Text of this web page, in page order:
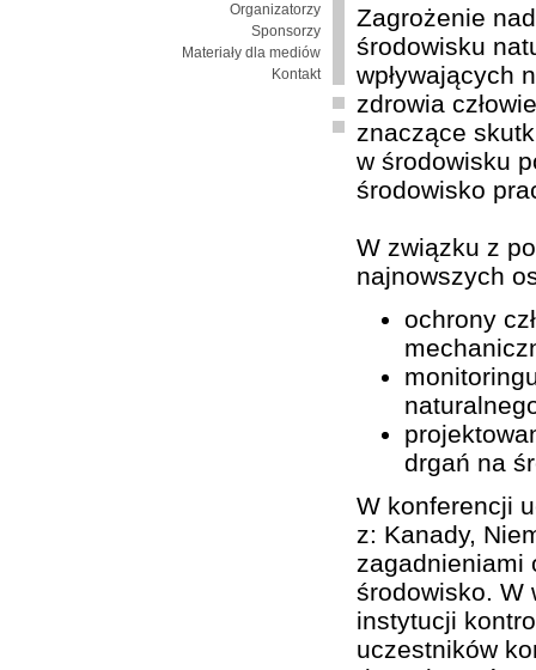
Organizatorzy
Sponsorzy
Materiały dla mediów
Kontakt
Zagrożenie
środowisku
wpływających
zdrowia
znaczące
w środowisku
środowisko
W związku z
najnowszych
ochrony
drgań na
W konferencji
z: Kanady,
zagadnieniami
środowisko. W
instytucji
uczestników